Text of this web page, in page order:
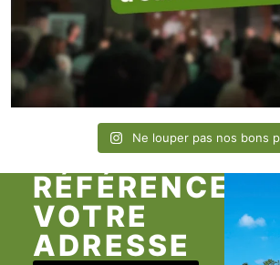
Ne louper pas nos bons
RÉFÉRENCEZ
VOTRE
ADRESSE